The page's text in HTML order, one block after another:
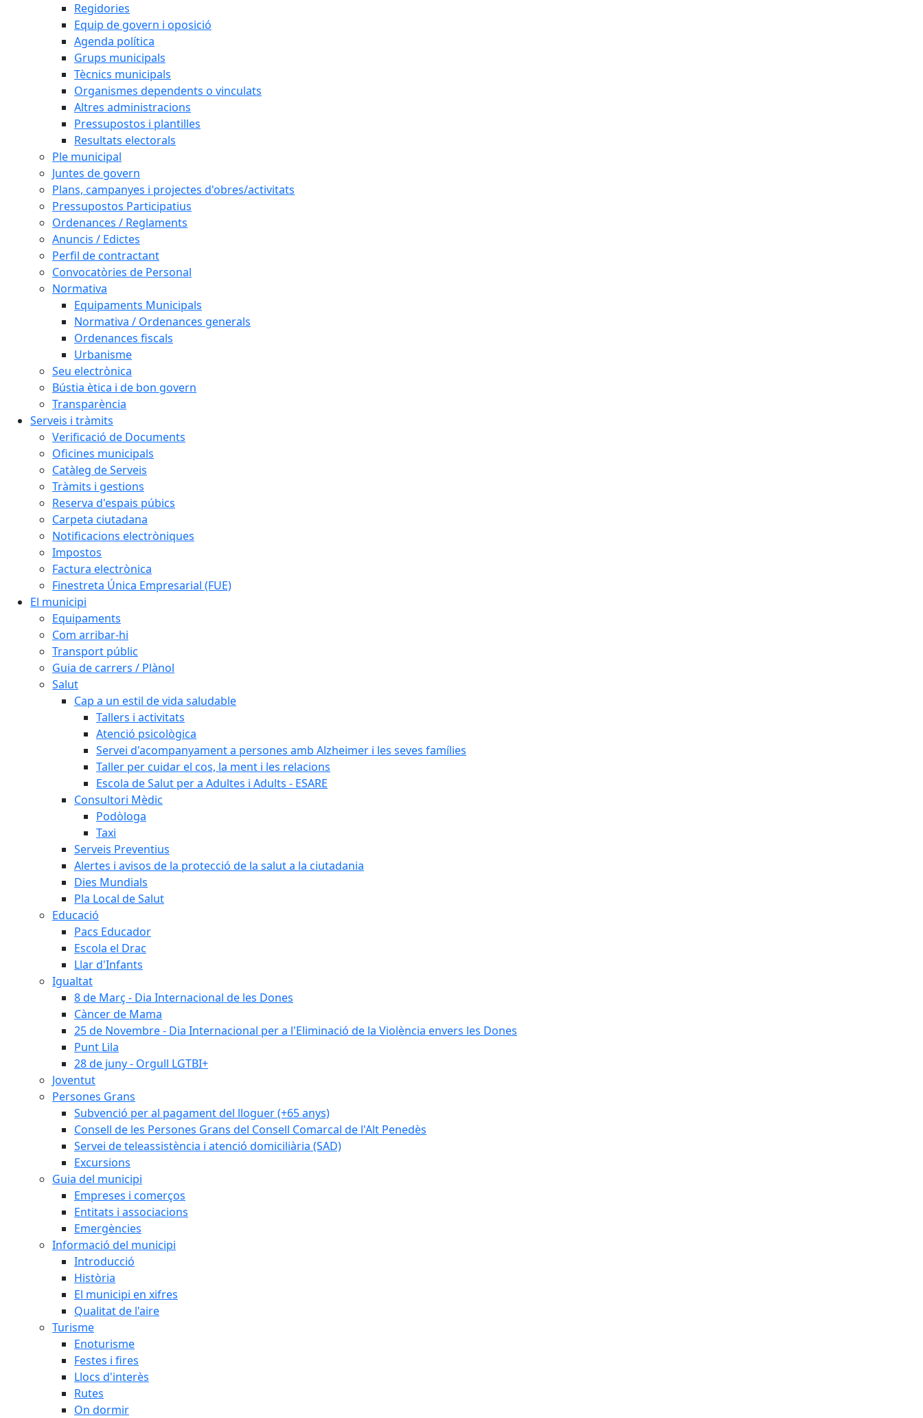
Regidories
Equip de govern i oposició
Agenda política
Grups municipals
Tècnics municipals
Organismes dependents o vinculats
Altres administracions
Pressupostos i plantilles
Resultats electorals
Ple municipal
Juntes de govern
Plans, campanyes i projectes d'obres/activitats
Pressupostos Participatius
Ordenances / Reglaments
Anuncis / Edictes
Perfil de contractant
Convocatòries de Personal
Normativa
Equipaments Municipals
Normativa / Ordenances generals
Ordenances fiscals
Urbanisme
Seu electrònica
Bústia ètica i de bon govern
Transparència
Serveis i tràmits
Verificació de Documents
Oficines municipals
Catàleg de Serveis
Tràmits i gestions
Reserva d'espais púbics
Carpeta ciutadana
Notificacions electròniques
Impostos
Factura electrònica
Finestreta Única Empresarial (FUE)
El municipi
Equipaments
Com arribar-hi
Transport públic
Guia de carrers / Plànol
Salut
Cap a un estil de vida saludable
Tallers i activitats
Atenció psicològica
Servei d'acompanyament a persones amb Alzheimer i les seves famílies
Taller per cuidar el cos, la ment i les relacions
Escola de Salut per a Adultes i Adults - ESARE
Consultori Mèdic
Podòloga
Taxi
Serveis Preventius
Alertes i avisos de la protecció de la salut a la ciutadania
Dies Mundials
Pla Local de Salut
Educació
Pacs Educador
Escola el Drac
Llar d'Infants
Igualtat
8 de Març - Dia Internacional de les Dones
Càncer de Mama
25 de Novembre - Dia Internacional per a l'Eliminació de la Violència envers les Dones
Punt Lila
28 de juny - Orgull LGTBI+
Joventut
Persones Grans
Subvenció per al pagament del lloguer (+65 anys)
Consell de les Persones Grans del Consell Comarcal de l'Alt Penedès
Servei de teleassistència i atenció domiciliària (SAD)
Excursions
Guia del municipi
Empreses i comerços
Entitats i associacions
Emergències
Informació del municipi
Introducció
Història
El municipi en xifres
Qualitat de l'aire
Turisme
Enoturisme
Festes i fires
Llocs d'interès
Rutes
On dormir